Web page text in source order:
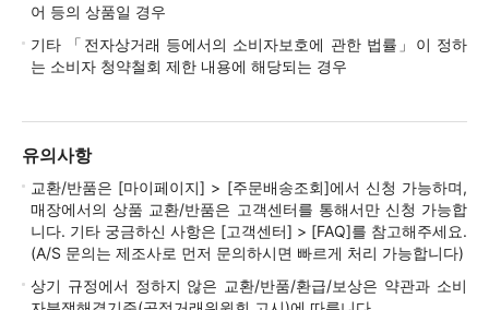
어 등의 상품일 경우
기타 「전자상거래 등에서의 소비자보호에 관한 법률」이 정하
는 소비자 청약철회 제한 내용에 해당되는 경우
유의사항
교환/반품은 [마이페이지] > [주문배송조회]에서 신청 가능하며,
매장에서의 상품 교환/반품은 고객센터를 통해서만 신청 가능합
니다. 기타 궁금하신 사항은 [고객센터] > [FAQ]를 참고해주세요.
(A/S 문의는 제조사로 먼저 문의하시면 빠르게 처리 가능합니다)
상기 규정에서 정하지 않은 교환/반품/환급/보상은 약관과 소비